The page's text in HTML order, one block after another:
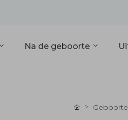
Na de geboorte